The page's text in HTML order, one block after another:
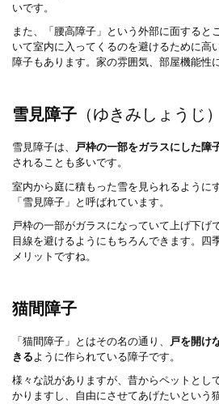
いです。
また、「腰高障子」という外部に面すると
いて室内に入ってくるのを避けるために高
障子もあります。家の雰囲気、部屋機能性
雪見障子 （ゆきみしょうじ）
雪見障子は、 戸枠の一部をガラスにした障
されることも多いです。
室内から庭に積もった雪を見られるように
「雪見障子」と呼ばれています。
戸枠の一部がガラスになっていて上げ下げ
目線を避けるようにもちろんできます。四
メリットですね。
猫間障子
「猫間障子」とはその名の通り、
戸を開け
きる ように作られている障子です。
様々な説がありますが、昔からペットとし
かりますし、自由にさせてあげたいという